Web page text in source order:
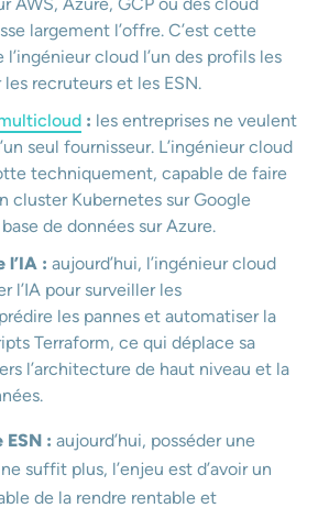
largement l’offre. C’est cette
cloud l’un des profils les
les recruteurs et les ESN.
: les entreprises ne veulent
seul fournisseur. L’ingénieur cloud
techniquement, capable de faire
cluster Kubernetes sur Google
de données sur Azure.
l’IA : aujourd’hui, l’ingénieur cloud
l’IA pour surveiller les
les pannes et automatiser la
Terraform, ce qui déplace sa
l’architecture de haut niveau et la
: aujourd’hui, posséder une
suffit plus, l’enjeu est d’avoir un
de la rendre rentable et